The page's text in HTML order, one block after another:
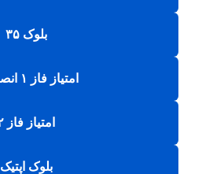
بلوک ۳۵
امتیاز فاز ۱ انصرافی
امتیاز فاز ۲
بلوک اپتیک